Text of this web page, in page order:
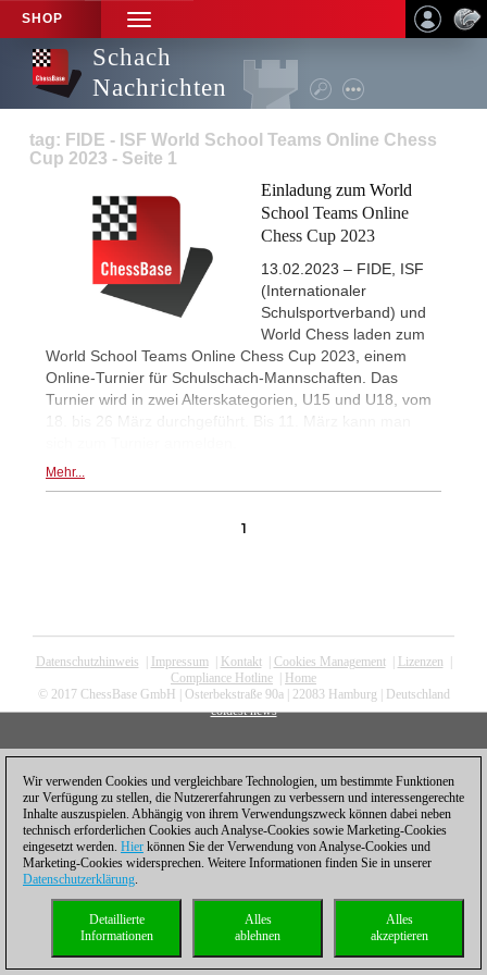
SHOP
TOGGLE
NAVIGATION
Schach
Nachrichten
tag: FIDE - ISF World School Teams Online Chess
Cup 2023 - Seite 1
Einladung zum World
School Teams Online
Chess Cup 2023
13.02.2023 – FIDE, ISF
(Internationaler
Schulsportverband) und
World Chess laden zum
World School Teams Online Chess Cup 2023, einem
Online-Turnier für Schulschach-Mannschaften. Das
Turnier wird in zwei Alterskategorien, U15 und U18, vom
18. bis 26 März durchgeführt. Bis 11. März kann man
Mehr...
1
Datenschutzhinweis Impressum| Kontakt| Cookies Management| Lizenzen
Compliance Hotline
Home
© 2017 ChessBase GmbH | Osterbekstraße 90a | 22083 Hamburg | Deutschland
coldest news
Wir verwenden Cookies und vergleichbare Technologien, um bestimmte Funktionen
zur Verfügung zu stellen, die Nutzererfahrungen zu verbessern und interessengerechte
Inhalte auszuspielen. Abhängig von ihrem Verwendungszweck können dabei neben
technisch erforderlichen Cookies auch Analyse-Cookies sowie Marketing-Cookies
eingesetzt werden. Hier können Sie der Verwendung von Analyse-Cookies und
Marketing-Cookies widersprechen. Weitere Informationen finden Sie in unserer
Datenschutzerklärung.
Alles
akzeptieren
Alles
ablehnen
Detaillierte
Informationen